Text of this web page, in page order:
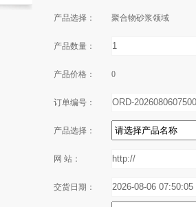
产品选择： 聚合物砂浆领域
产品数量：
产品价格： 0
订单编号：
产品选择：
网 站：
交货日期：